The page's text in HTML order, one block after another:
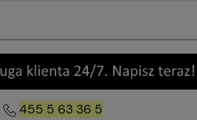
455 5 63 36 5